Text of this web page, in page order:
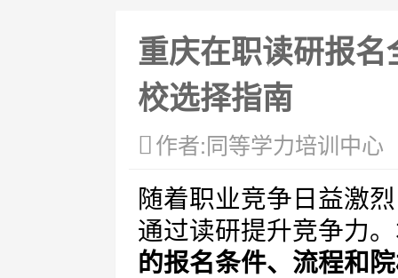
重庆在职读研报
校选择指南
作者:同等学力培训中心
随着职业竞争日益激
通过读研提升竞争力
的报名条件、流程和